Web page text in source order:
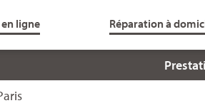
ligne Réparation à